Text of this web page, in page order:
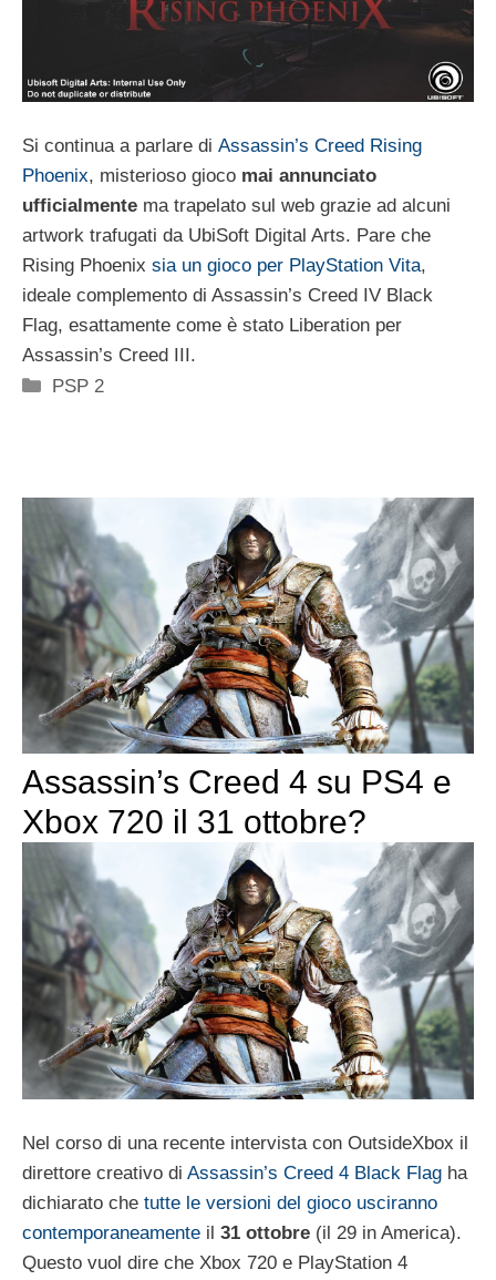
Si continua a parlare di Assassin’s Creed Rising
Phoenix, misterioso gioco mai annunciato
ufficialmente ma trapelato sul web grazie ad alcuni
artwork trafugati da UbiSoft Digital Arts. Pare che
Rising Phoenix sia un gioco per PlayStation Vita,
ideale complemento di Assassin’s Creed IV Black
Flag, esattamente come è stato Liberation per
Assassin’s Creed III.
Categorie
PSP 2
Assassin’s Creed 4 su PS4 e
Xbox 720 il 31 ottobre?
Nel corso di una recente intervista con OutsideXbox il
direttore creativo di Assassin’s Creed 4 Black Flag ha
dichiarato che tutte le versioni del gioco usciranno
contemporaneamente il 31 ottobre (il 29 in America).
Questo vuol dire che Xbox 720 e PlayStation 4